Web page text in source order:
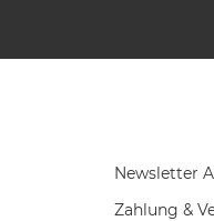
Newsletter
Zahlung &